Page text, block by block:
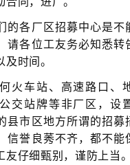
的各厂区招募中心是不
请各位工友务必知悉转
时间。
火车站、高速路口、
交站牌等非厂区，设
县市区地方所谓的招募
信誉良莠不齐，都不能
友仔细甄别，谨防上当。